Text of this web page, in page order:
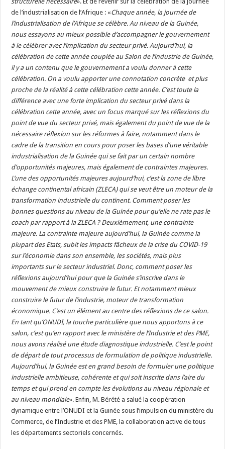
de l’industrialisation de l’Afrique : «Chaque année, la journée de
l’industrialisation de l’Afrique se célèbre. Au niveau de la Guinée,
nous essayons au mieux possible d’accompagner le gouvernement
à le célébrer avec l’implication du secteur privé. Aujourd’hui, la
célébration de cette année couplée au Salon de l’industrie de Guinée,
il y a un contenu que le gouvernement a voulu donner à cette
célébration. On a voulu apporter une connotation concrète et plus
proche de la réalité à cette célébration cette année. C’est toute la
différence avec une forte implication du secteur privé dans la
célébration cette année, avec un focus marqué sur les réflexions du
point de vue du secteur privé, mais également du point de vue de la
nécessaire réflexion sur les réformes à faire, notamment dans le
cadre de la transition en cours pour poser les bases d’une véritable
industrialisation de la Guinée qui se fait par un certain nombre
d’opportunités majeures, mais également de contraintes majeures.
L’une des opportunités majeures aujourd’hui, c’est la zone de libre
échange continental africain (ZLECA) qui se veut être un moteur de la
transformation industrielle du continent. Comment poser les
bonnes questions au niveau de la Guinée pour qu’elle ne rate pas le
coach par rapport à la ZLECA ? Deuxièmement, une contrainte
majeure. La contrainte majeure aujourd’hui, la Guinée comme la
plupart des Etats, subit les impacts fâcheux de la crise du COVID-19
sur l’économie dans son ensemble, les sociétés, mais plus
importants sur le secteur industriel. Donc, comment poser les
réflexions aujourd’hui pour que la Guinée s’inscrive dans le
mouvement de mieux construire le futur. Et notamment mieux
construire le futur de l’industrie, moteur de transformation
économique. C’est un élément au centre des réflexions de ce salon.
En tant qu’ONUDI, la touche particulière que nous apportons à ce
salon, c’est qu’en rapport avec le ministère de l’Industrie et des PME,
nous avons réalisé une étude diagnostique industrielle. C’est le point
de départ de tout processus de formulation de politique industrielle.
Aujourd’hui, la Guinée est en grand besoin de formuler une politique
industrielle ambitieuse, cohérente et qui soit inscrite dans l’aire du
temps et qui prend en compte les évolutions au niveau régionale et
au niveau mondiale». Enfin, M. Bérété a salué la coopération
dynamique entre l’ONUDI et la Guinée sous l’impulsion du ministère du
Commerce, de l’Industrie et des PME, la collaboration active de tous
les départements sectoriels concernés.